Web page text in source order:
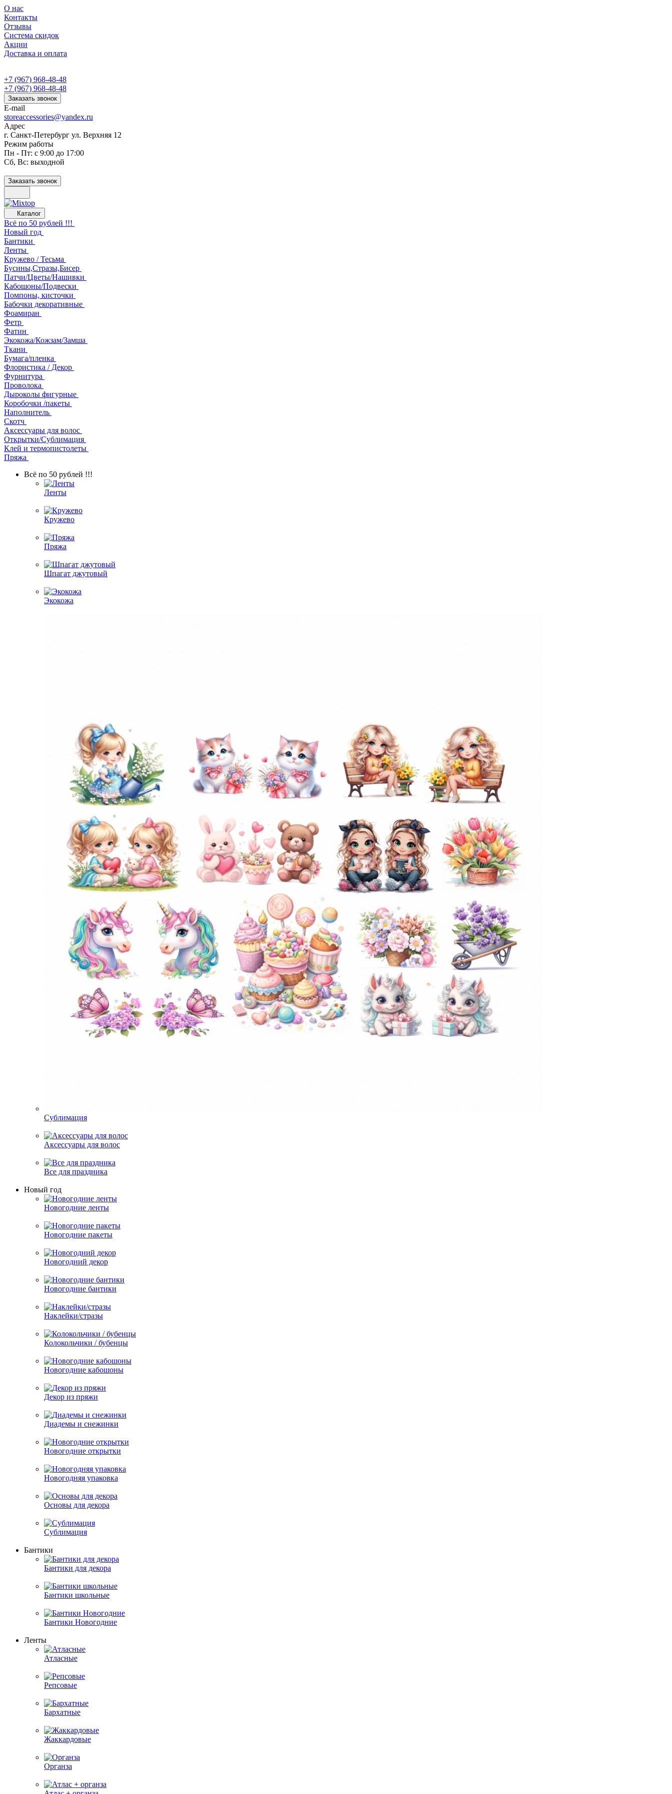
О нас
Контакты
Отзывы
Система скидок
Акции
Доставка и оплата
+7 (967) 968-48-48
+7 (967) 968-48-48
Заказать звонок
E-mail
storeaccessories@yandex.ru
Адрес
г. Санкт-Петербург ул. Верхняя 12
Режим работы
Пн - Пт: с 9:00 до 17:00
Сб, Вс: выходной
Заказать звонок
Каталог
Всё по 50 рублей !!!
Новый год
Бантики
Ленты
Кружево / Тесьма
Бусины,Стразы,Бисер
Патчи/Цветы/Нашивки
Кабошоны/Подвески
Помпоны, кисточки
Бабочки декоративные
Фоамиран
Фетр
Фатин
Экокожа/Кожзам/Замша
Ткани
Бумага/пленка
Флористика / Декор
Фурнитура
Проволока
Дыроколы фигурные
Коробочки /пакеты
Наполнитель
Скотч
Аксессуары для волос
Открытки/Сублимация
Клей и термопистолеты
Пряжа
Всё по 50 рублей !!!
Ленты
Кружево
Пряжа
Шпагат джутовый
Экокожа
Сублимация
Аксессуары для волос
Все для праздника
Новый год
Новогодние ленты
Новогодние пакеты
Новогодний декор
Новогодние бантики
Наклейки/стразы
Колокольчики / бубенцы
Новогодние кабошоны
Декор из пряжи
Диадемы и снежинки
Новогодние открытки
Новогодняя упаковка
Основы для декора
Сублимация
Бантики
Бантики для декора
Бантики школьные
Бантики Новогодние
Ленты
Атласные
Репсовые
Бархатные
Жаккардовые
Органза